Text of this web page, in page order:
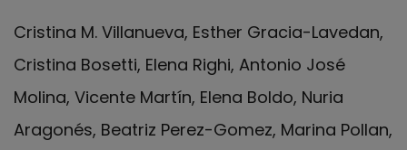
Cristina M. Villanueva, Esther Gracia-Lavedan,
Cristina Bosetti, Elena Righi, Antonio José
Molina, Vicente Martín, Elena Boldo, Nuria
Aragonés, Beatriz Perez-Gomez, Marina Pollan,